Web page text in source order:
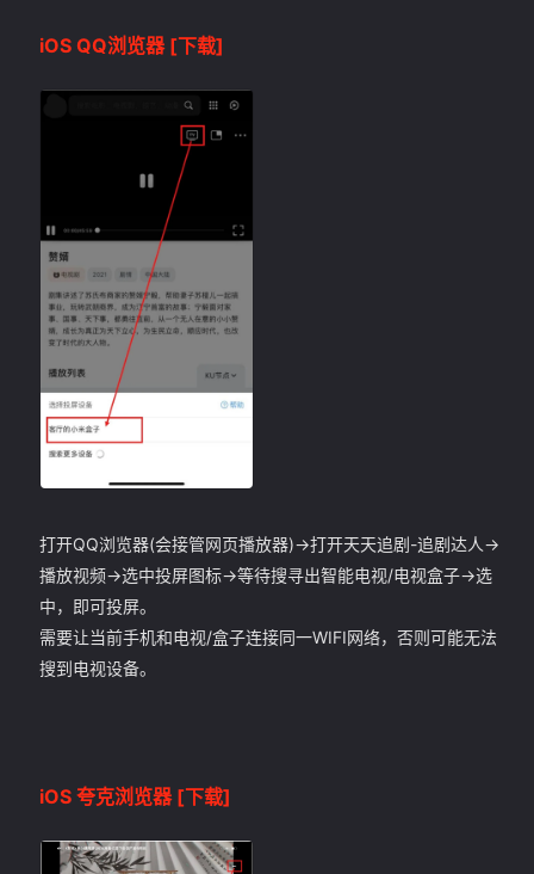
iOS QQ浏览器 [下载]
打开QQ浏览器(会接管网页播放器)->打开天天追剧-追剧达人->
播放视频->选中投屏图标->等待搜寻出智能电视/电视盒子->选
中，即可投屏。
需要让当前手机和电视/盒子连接同一WIFI网络，否则可能无法
搜到电视设备。
iOS 夸克浏览器 [下载]